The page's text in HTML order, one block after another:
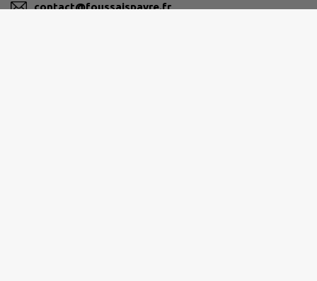
contact@foussaispayre.fr